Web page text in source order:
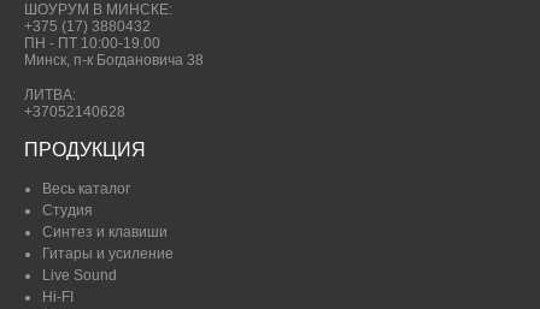
ШОУРУМ В МИНСКЕ:
+375 (17) 3880432
ПН - ПТ 10:00-19.00
Минск, п-к Богдановича 38
ЛИТВА:
+37052140628
ПРОДУКЦИЯ
Весь каталог
Студия
Синтез и клавиши
Гитары и усиление
Live Sound
Hi-FI